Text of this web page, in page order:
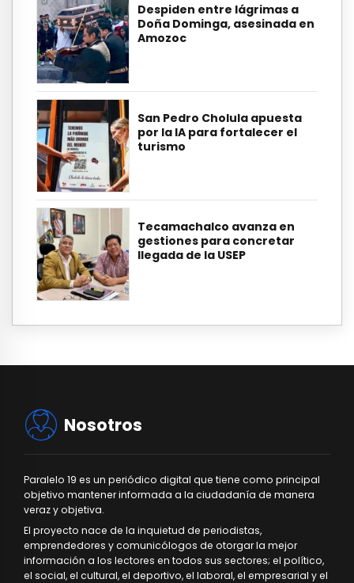
Despiden entre lágrimas a
Doña Dominga, asesinada en
Amozoc
San Pedro Cholula apuesta
por la IA para fortalecer el
turismo
Tecamachalco avanza en
gestiones para concretar
llegada de la USEP
Nosotros
Paralelo 19 es un periódico digital que tiene como principal
objetivo mantener informada a la ciudadanía de manera
veraz y objetiva.
El proyecto nace de la inquietud de periodistas,
emprendedores y comunicólogos de otorgar la mejor
información a los lectores en todos sus sectores; el político,
el social, el cultural, el deportivo, el laboral, el empresarial y el